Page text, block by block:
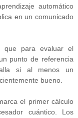
automático
en un comunicado
que para evaluar el
punto de referencia
si al menos un
bueno.
el primer cálculo
cuántico. Los